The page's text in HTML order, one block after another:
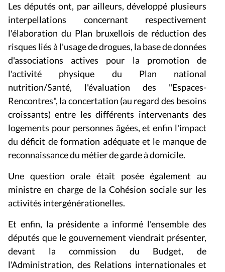
Les députés ont, par ailleurs, développé plusieurs
interpellations concernant respectivement
l'élaboration du Plan bruxellois de réduction des
risques liés à l'usage de drogues, la base de données
d'associations actives pour la promotion de
l'activité physique du Plan national
nutrition/Santé, l'évaluation des "Espaces-
Rencontres", la concertation (au regard des besoins
croissants) entre les différents intervenants des
logements pour personnes âgées, et enfin l'impact
du déficit de formation adéquate et le manque de
reconnaissance du métier de garde à domicile.
Une question orale était posée également au
ministre en charge de la Cohésion sociale sur les
activités intergénérationelles.
Et enfin, la présidente a informé l'ensemble des
députés que le gouvernement viendrait présenter,
devant la commission du Budget, de
l'Administration, des Relations internationales et